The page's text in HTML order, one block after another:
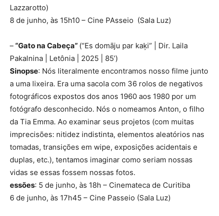
Lazzarotto)
8 de junho, às 15h10 – Cine PAsseio (Sala Luz)
–“Gato na Cabeça” (“Es domāju par kaķi” | Dir. Laila
Pakalnina | Letônia | 2025 | 85’)
Sinopse: Nós literalmente encontramos nosso filme junto
a uma lixeira. Era uma sacola com 36 rolos de negativos
fotográficos expostos dos anos 1960 aos 1980 por um
fotógrafo desconhecido. Nós o nomeamos Anton, o filho
da Tia Emma. Ao examinar seus projetos (com muitas
imprecisões: nitidez indistinta, elementos aleatórios nas
tomadas, transições em wipe, exposições acidentais e
duplas, etc.), tentamos imaginar como seriam nossas
vidas se essas fossem nossas fotos.
essões: 5 de junho, às 18h – Cinemateca de Curitiba
6 de junho, às 17h45 – Cine Passeio (Sala Luz)